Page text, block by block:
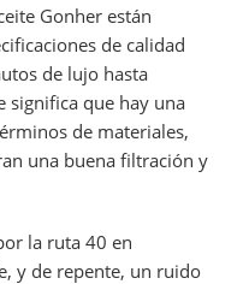
Gonher están
de calidad
de lujo hasta
significa que hay una
de materiales,
una buena filtración y
la ruta 40 en
y de repente, un ruido